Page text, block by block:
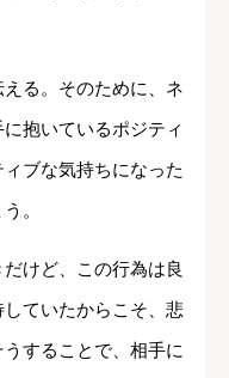
る。そのために、ネ
抱いているポジティ
ブな気持ちになった
。
けど、この行為は良
ていたからこそ、悲
することで、相手に